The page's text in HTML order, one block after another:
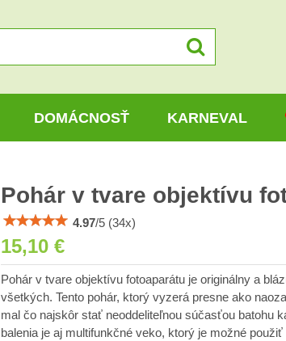
DOMÁCNOSŤ KARNEVAL
Pohár v tvare objektívu
4.97/5 (34x)
15,10 €
Pohár v tvare objektívu fotoaparátu je originálny a
všetkých. Tento pohár, ktorý vyzerá presne ako
mal čo najskôr stať neoddeliteľnou súčasťou batohu
balenia je aj multifunkčné veko, ktorý je možné